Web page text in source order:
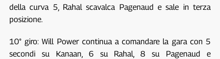
della curva 5, Rahal scavalca Pagenaud e sale in terza
posizione.
10° giro: Will Power continua a comandare la gara con 5
secondi su Kanaan, 6 su Rahal, 8 su Pagenaud e